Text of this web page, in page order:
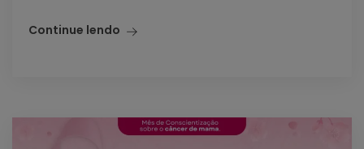
Continue lendo